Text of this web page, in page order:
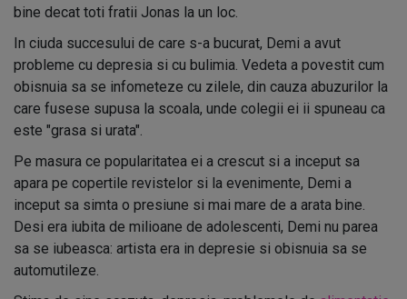
bine decat toti fratii Jonas la un loc.
In ciuda succesului de care s-a bucurat, Demi a avut
probleme cu depresia si cu bulimia. Vedeta a povestit cum
obisnuia sa se infometeze cu zilele, din cauza abuzurilor la
care fusese supusa la scoala, unde colegii ei ii spuneau ca
este "grasa si urata".
Pe masura ce popularitatea ei a crescut si a inceput sa
apara pe copertile revistelor si la evenimente, Demi a
inceput sa simta o presiune si mai mare de a arata bine.
Desi era iubita de milioane de adolescenti, Demi nu parea
sa se iubeasca: artista era in depresie si obisnuia sa se
automutileze.